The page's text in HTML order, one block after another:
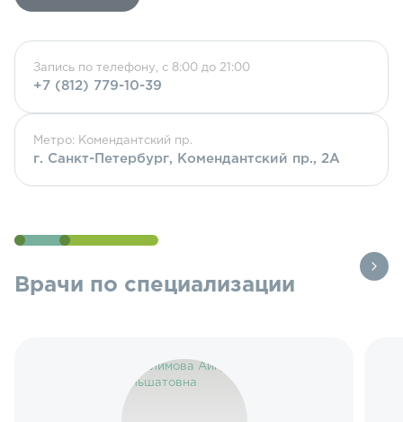
Запись по телефону, с 8:00 до 21:00
+7 (812) 779-10-39
Метро: Комендантский пр.
г. Санкт-Петербург, Комендантский пр., 2А
Врачи по специализации